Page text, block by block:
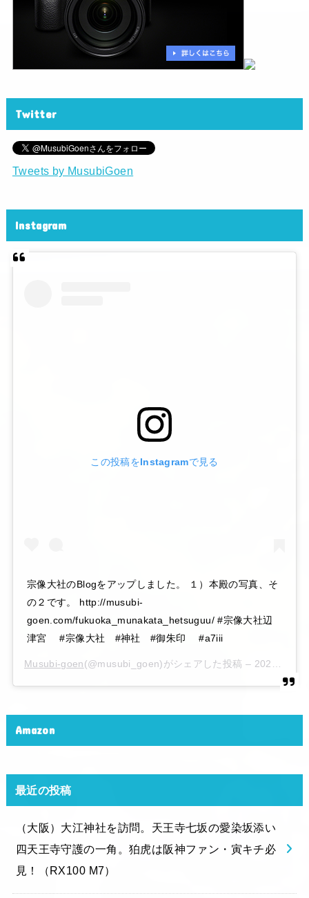
Twitter
Tweets by MusubiGoen
Instagram
この投稿をInstagramで見る
宗像大社のBlogをアップしました。 １）本殿の写真、そ
の２です。 http://musubi-
goen.com/fukuoka_munakata_hetsuguu/ #宗像大社辺
津宮 #宗像大社 #神社 #御朱印 #a7iii
Musubi-goen(@musubi_goen)がシェアした投稿 – 2020年 6月月6日午後10時15分PDT
Amazon
最近の投稿
（大阪）大江神社を訪問。天王寺七坂の愛染坂添い
四天王寺守護の一角。狛虎は阪神ファン・寅キチ必
見！（RX100 M7）